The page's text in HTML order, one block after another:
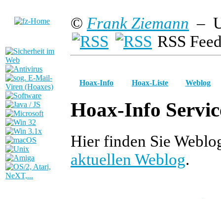
© Frank Ziemann –
RSS
Hoax-Info Hoax-Liste Weblog
Hoax-Info
Hier finden Sie
aktuellen Weblog.